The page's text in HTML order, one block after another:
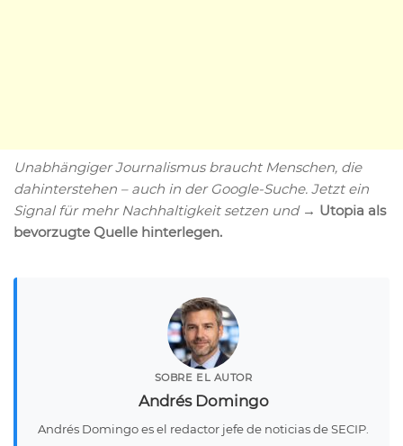
Unabhängiger Journalismus braucht Menschen, die
dahinterstehen – auch in der Google-Suche. Jetzt ein
Signal für mehr Nachhaltigkeit setzen und → Utopia als
bevorzugte Quelle hinterlegen.
SOBRE EL AUTOR
Andrés Domingo
Andrés Domingo es el redactor jefe de noticias de SECIP.